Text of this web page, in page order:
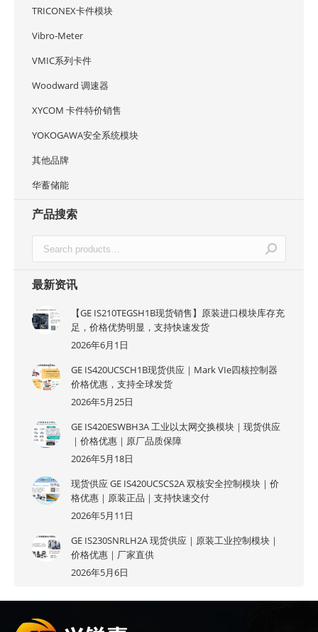
TRICONEX卡件模块
Vibro-Meter
VMIC系列卡件
Woodward 调速器
XYCOM 卡件特价销售
YOKOGAWA安全系统模块
其他品牌
华蓄储能
产品搜索
最新资讯
【GE IS210TEGSH1B现货销售】原装进口模块库存充
足，价格优势明显，支持快速发货
2026年6月1日
GE IS420UCSCH1B现货供应｜Mark VIe四核控制器
价格优惠，支持全球发货
2026年5月25日
GE IS420ESWBH3A 工业以太网交换模块｜现货供应
｜价格优惠｜原厂品质保障
2026年5月18日
现货供应 GE IS420UCSCS2A 双核安全控制模块｜价
格优惠｜原装正品｜支持快速交付
2026年5月11日
GE IS230SNRLH2A 现货供应｜原装工业控制模块｜
价格优惠｜厂家直供
2026年5月6日